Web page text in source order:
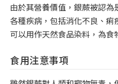
由於其營養價值，銀蕨被認
各種疾病，包括消化不良、
可以用作天然食品染料，為食
食用注意事項